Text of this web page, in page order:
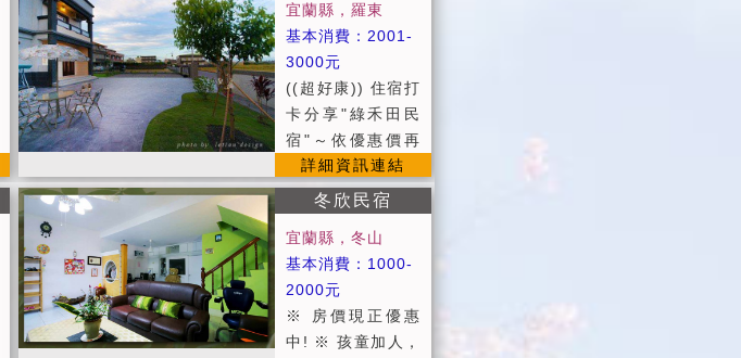
宜蘭縣，羅東
基本消費：2001-
3000元
((超好康)) 住宿打
卡分享"綠禾田民
宿"～依優惠價再
享９５折優惠入
住。 (一間訂房一
晚限打卡優惠乙
次) ==========
=============
=============
=============
======= ◎住宿
詳細資訊連結
冬欣民宿
宜蘭縣，冬山
基本消費：1000-
2000元
※ 房價現正優惠
中! ※ 孩童加人，